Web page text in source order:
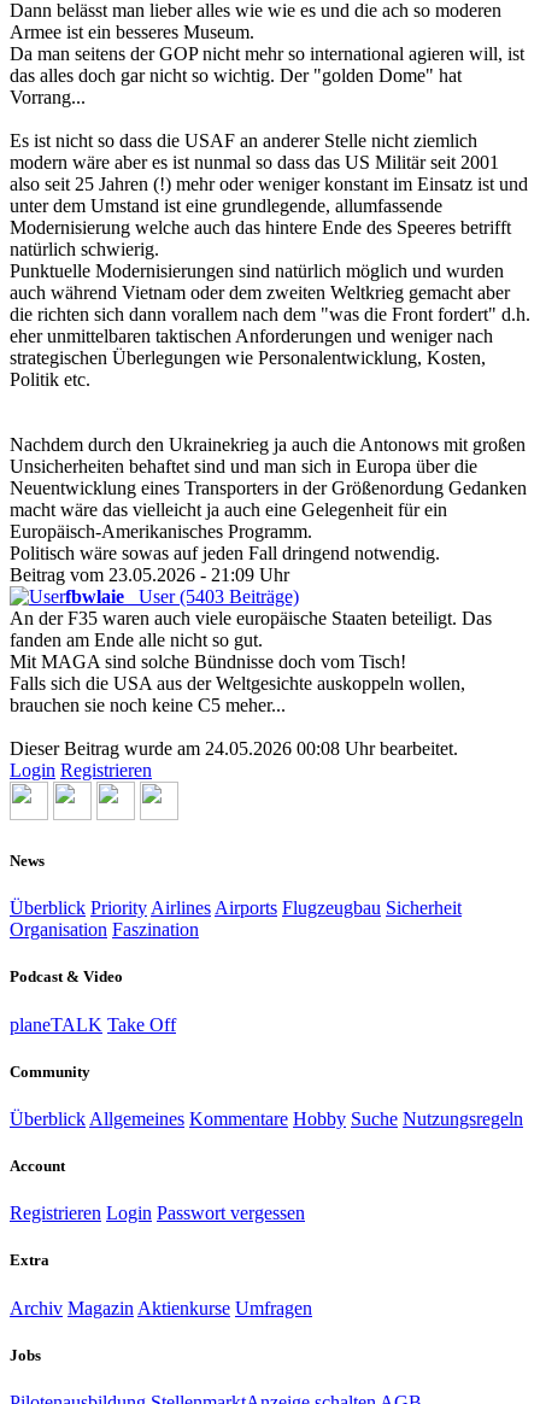
Dann belässt man lieber alles wie wie es und die ach so moderen
Armee ist ein besseres Museum.
Da man seitens der GOP nicht mehr so international agieren will, ist
das alles doch gar nicht so wichtig. Der "golden Dome" hat
Vorrang...
Es ist nicht so dass die USAF an anderer Stelle nicht ziemlich
modern wäre aber es ist nunmal so dass das US Militär seit 2001
also seit 25 Jahren (!) mehr oder weniger konstant im Einsatz ist und
unter dem Umstand ist eine grundlegende, allumfassende
Modernisierung welche auch das hintere Ende des Speeres betrifft
natürlich schwierig.
Punktuelle Modernisierungen sind natürlich möglich und wurden
auch während Vietnam oder dem zweiten Weltkrieg gemacht aber
die richten sich dann vorallem nach dem "was die Front fordert" d.h.
eher unmittelbaren taktischen Anforderungen und weniger nach
strategischen Überlegungen wie Personalentwicklung, Kosten,
Politik etc.
Nachdem durch den Ukrainekrieg ja auch die Antonows mit großen
Unsicherheiten behaftet sind und man sich in Europa über die
Neuentwicklung eines Transporters in der Größenordung Gedanken
macht wäre das vielleicht ja auch eine Gelegenheit für ein
Europäisch-Amerikanisches Programm.
Politisch wäre sowas auf jeden Fall dringend notwendig.
Beitrag vom 23.05.2026 - 21:09 Uhr
fbwlaie
User (5403 Beiträge)
An der F35 waren auch viele europäische Staaten beteiligt. Das
fanden am Ende alle nicht so gut.
Mit MAGA sind solche Bündnisse doch vom Tisch!
Falls sich die USA aus der Weltgesichte auskoppeln wollen,
brauchen sie noch keine C5 meher...
Dieser Beitrag wurde am 24.05.2026 00:08 Uhr bearbeitet.
Login Registrieren
News
Überblick Priority Airlines Airports Flugzeugbau Sicherheit
Organisation Faszination
Podcast & Video
planeTALK Take Off
Community
Überblick Allgemeines Kommentare Hobby Suche Nutzungsregeln
Account
Registrieren Login Passwort vergessen
Extra
Archiv Magazin Aktienkurse Umfragen
Jobs